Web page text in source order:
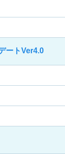
ートVer4.0